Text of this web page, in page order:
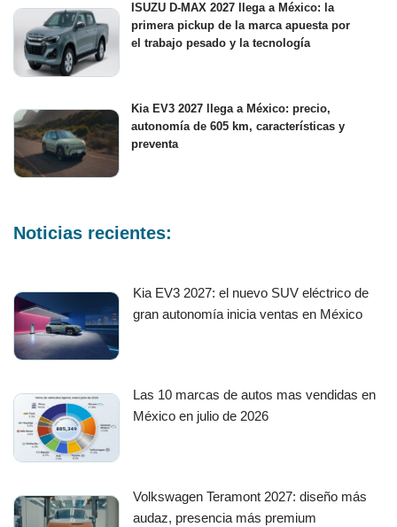
ISUZU D-MAX 2027 llega a México: la
primera pickup de la marca apuesta por
el trabajo pesado y la tecnología
Kia EV3 2027 llega a México: precio,
autonomía de 605 km, características y
preventa
Noticias recientes:
Kia EV3 2027: el nuevo SUV eléctrico de
gran autonomía inicia ventas en México
Las 10 marcas de autos mas vendidas en
México en julio de 2026
Volkswagen Teramont 2027: diseño más
audaz, presencia más premium